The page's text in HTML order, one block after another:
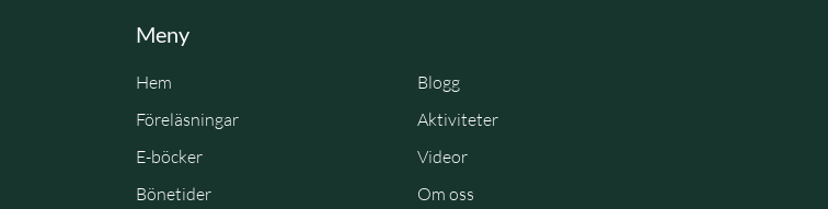
Meny
Hem
Blogg
Föreläsningar
Aktiviteter
E-böcker
Videor
Bönetider
Om oss